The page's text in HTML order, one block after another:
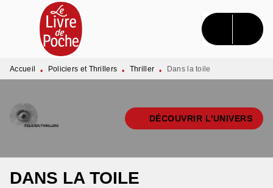
MENU RECHERCHE CONTENU
PIED DE PAGE
Accueil • Policiers et Thrillers • Thriller • Dans la toile
DÉCOUVRIR L'UNIVERS
DANS LA TOILE